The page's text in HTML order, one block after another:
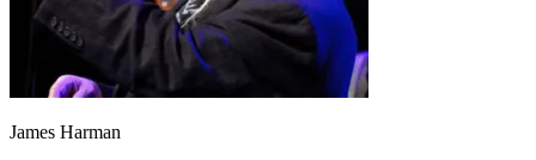
James Harman